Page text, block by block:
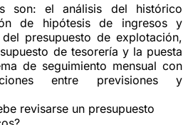
son: el análisis del histórico
de hipótesis de ingresos y
presupuesto de explotación,
de tesorería y la puesta
de seguimiento mensual con
entre previsiones y
revisarse un presupuesto